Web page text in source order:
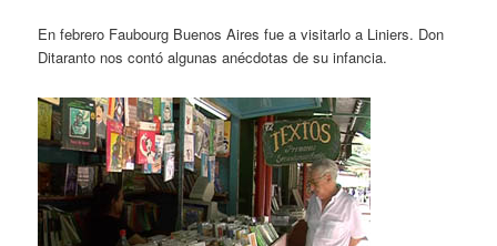
En febrero Faubourg Buenos Aires fue a visitarlo a Liniers. Don
Ditaranto nos contó algunas anécdotas de su infancia.